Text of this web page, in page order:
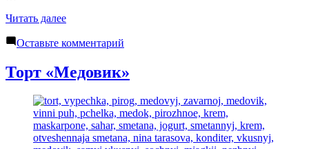
Читать далее«Торт
«Летний»»
Оставьте комментарий
«Летний»
Торт «Медовик»